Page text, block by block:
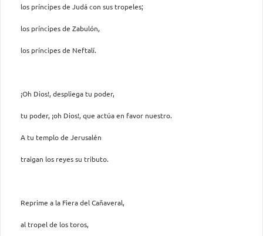
los príncipes de Judá con sus tropeles;
los príncipes de Zabulón,
los príncipes de Neftalí.
¡Oh Dios!, despliega tu poder,
tu poder, ¡oh Dios!, que actúa en favor nuestro.
A tu templo de Jerusalén
traigan los reyes su tributo.
Reprime a la Fiera del Cañaveral,
al tropel de los toros,